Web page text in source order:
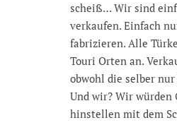
scheiß… Wir sind
verkaufen. Einfach
fabrizieren. Alle
Touri Orten an.
obwohl die selber
Und wir? Wir würden
hinstellen mit dem